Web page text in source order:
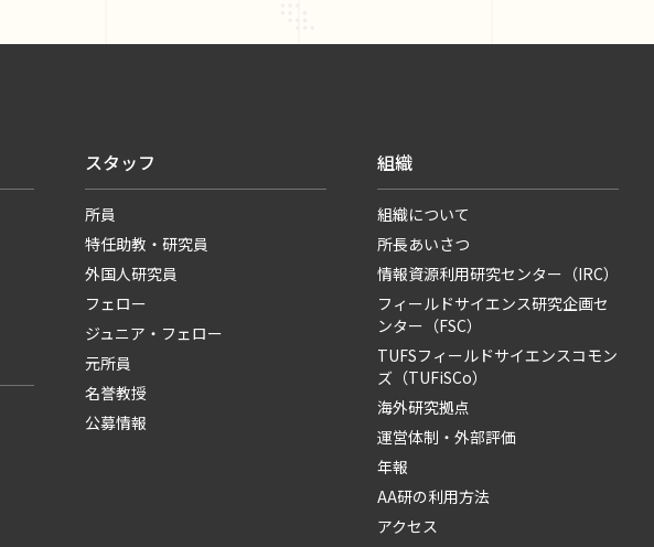
スタッフ
所員
特任助教・研究員
外国人研究員
フェロー
ジュニア・フェロー
元所員
名誉教授
公募情報
組織
組織について
所長あいさつ
情報資源利用研究センター（IRC）
フィールドサイエンス研究企画セ
ンター（FSC）
TUFSフィールドサイエンスコモン
ズ（TUFiSCo）
海外研究拠点
運営体制・外部評価
年報
AA研の利用方法
アクセス